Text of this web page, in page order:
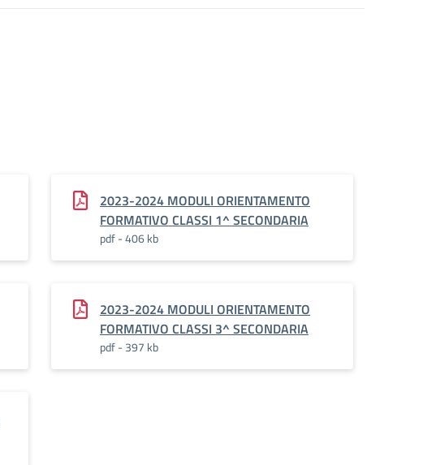
2023-2024 MODULI ORIENTAMENTO
FORMATIVO CLASSI 1^ SECONDARIA
pdf - 406 kb
2023-2024 MODULI ORIENTAMENTO
FORMATIVO CLASSI 3^ SECONDARIA
pdf - 397 kb